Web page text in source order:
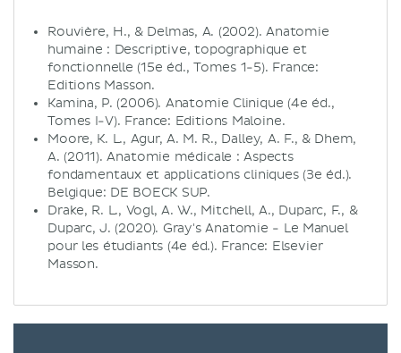
Rouvière, H., & Delmas, A. (2002). Anatomie
humaine : Descriptive, topographique et
fonctionnelle (15e éd., Tomes 1-5). France:
Editions Masson.
Kamina, P. (2006). Anatomie Clinique (4e éd.,
Tomes I-V). France: Editions Maloine.
Moore, K. L., Agur, A. M. R., Dalley, A. F., & Dhem,
A. (2011). Anatomie médicale : Aspects
fondamentaux et applications cliniques (3e éd.).
Belgique: DE BOECK SUP.
Drake, R. L., Vogl, A. W., Mitchell, A., Duparc, F., &
Duparc, J. (2020). Gray's Anatomie - Le Manuel
pour les étudiants (4e éd.). France: Elsevier
Masson.